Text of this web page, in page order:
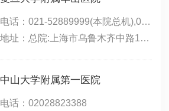
电话：021-52889999(本院总机),021-50301999(东院总机),021-50301999转1000(东院咨询电话),021-50309919(东院预约),021-66895999(北院)
地址：总院:上海市乌鲁木齐中路12号;东院:浦东新区红枫路525号（近明月路）;北院:宝山区陆翔路108号（镜泊湖路518号）;江苏路分部:江苏路796号;静安分院:上海市西康路259号(新闸路口);肝病门诊:上海市静安区长乐路1040号;西院:闵行区金光路958号
中山大学附属第一医院
电话：02028823388